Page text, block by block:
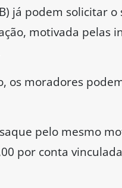
já podem solicitar o
motivada pelas
os moradores
pelo mesmo
por conta